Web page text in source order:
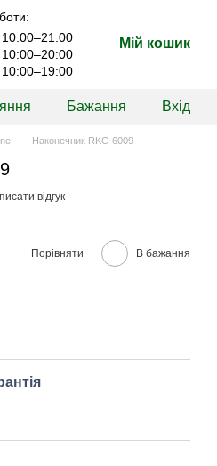
10:00–21:00
10:00–20:00
10:00–19:00
Мій кошик
Бажання Вхід
Наконечник RKC-6009
відгук
Порівняти В бажання